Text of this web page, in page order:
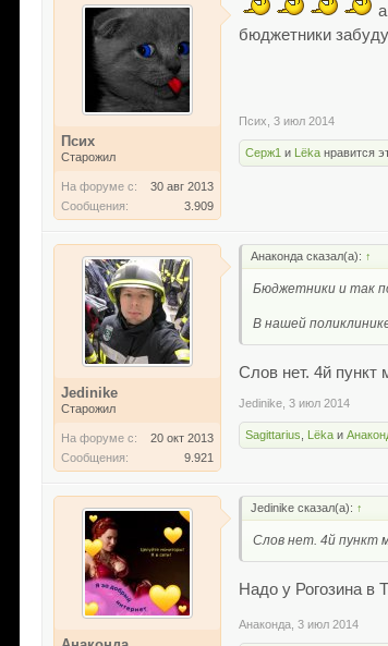
Псих
Старожил
На форуме с:
30 авг 2013
Сообщения:
3.909
бюджетники
Псих 3 июл 2014
Серж1 и Lёka нравится
Jedinike
Старожил
На форуме с:
20 окт 2013
Сообщения:
9.921
Анаконда сказал(а): ↑
Бюджетники и так
В нашей
Слов нет. 4й пункт
Jedinike 3 июл 2014
Sagittarius Lёka и
Jedinike сказал(а): ↑
Слов нет. 4й пункт
Надо у Рогозина в
Анаконда 3 июл 2014